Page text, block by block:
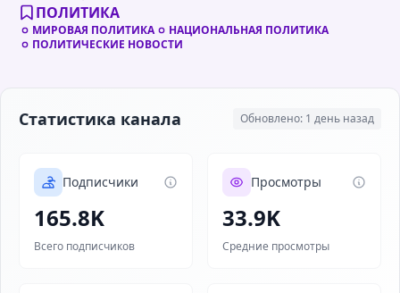
ПОЛИТИКА
МИРОВАЯ ПОЛИТИКА
НАЦИОНАЛЬНАЯ ПОЛИТИКА
ПОЛИТИЧЕСКИЕ НОВОСТИ
Статистика канала Обновлено: 1 день назад
Подписчики
165.8K
Всего подписчиков
Просмотры
33.9K
Средние просмотры